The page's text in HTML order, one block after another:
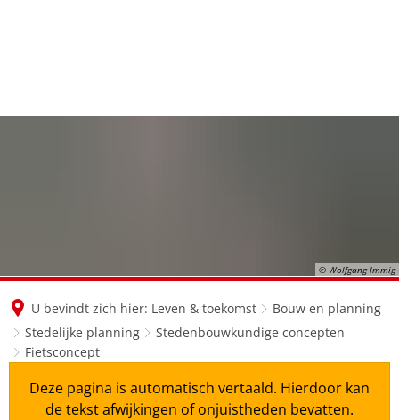
de
© Wolfgang Immig
U bevindt zich hier: Leven & toekomst
Bouw en planning
Stedelijke planning
Stedenbouwkundige concepten
Fietsconcept
Deze pagina is automatisch vertaald. Hierdoor kan
de tekst afwijkingen of onjuistheden bevatten.